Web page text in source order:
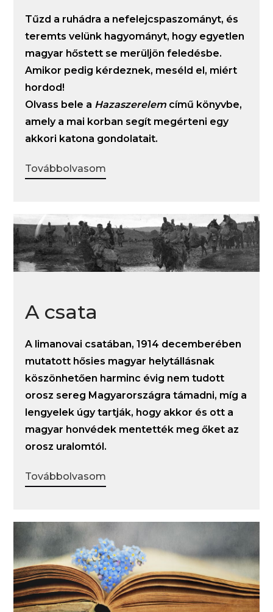
Tűzd a ruhádra a nefelejcspaszományt, és
teremts velünk hagyományt, hogy egyetlen
magyar hőstett se merüljön feledésbe.
Amikor pedig kérdeznek, meséld el, miért
hordod!
Olvass bele a Hazaszerelemcímű könyvbe,
amely a mai korban segít megérteni egy
akkori katona gondolatait.
Továbbolvasom
A csata
A limanovai csatában, 1914 decemberében
mutatott hősies magyar helytállásnak
köszönhetően harminc évig nem tudott
orosz sereg Magyarországra támadni, míg a
lengyelek úgy tartják, hogy akkor és ott a
magyar honvédek mentették meg őket az
orosz uralomtól.
Továbbolvasom